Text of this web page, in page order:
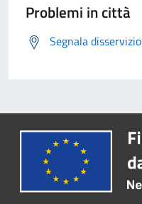
Problemi in città
Segnala disservizio